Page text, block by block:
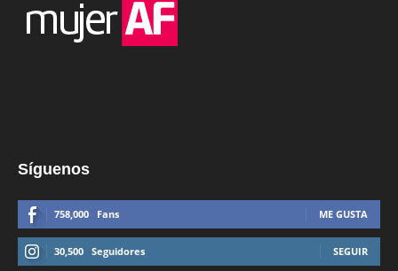
Síguenos
758,000 Fans ME GUSTA
30,500 Seguidores SEGUIR